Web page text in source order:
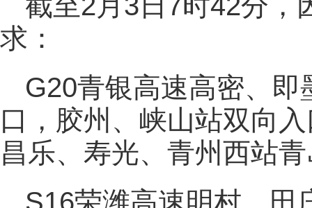
求：
G20青银高速高密、
口，胶州、峡山站双向
昌乐、寿光、青州西站
S16荣潍高速明村、田